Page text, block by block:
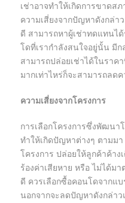
เช่าอาจทำให้เกิดการขาดส
ความเสี่ยงจากปัญหาดังกล่า
ดี สามารถหาผู้เช่าทดแทนไ
โดที่เรากำลังสนใจอยู่นั้น มีก
สามารถปล่อยเช่าได้ในราค
มากเท่าไหร่ก็จะสามารถลด
ความเสี่ยงจากโครงการ
การเลือกโครงการซึ่งพัฒนา
ทำให้เกิดปัญหาต่างๆ ตามม
โครงการ ปล่อยให้ลูกค้าค้าง
ร้องค่าเสียหาย หรือ ไม่ได้ม
ดี ควรเลือกซื้อคอนโดจากแ
นอกจากจะลดปัญหาดังกล่าว